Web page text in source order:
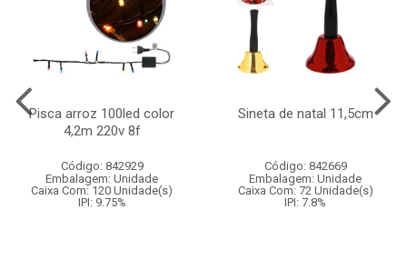
Pisca arroz 100led color
4,2m 220v 8f
Código: 842929
Embalagem: Unidade
Caixa Com: 120 Unidade(s)
IPI: 9.75%
Sineta de natal 11,5cm
Código: 842669
Embalagem: Unidade
Caixa Com: 72 Unidade(s)
IPI: 7.8%